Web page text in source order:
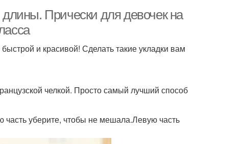
Прически для девочек на
и красивой! Сделать такие укладки вам
челкой. Просто самый лучший способ
часть уберите, чтобы не мешала.Левую часть